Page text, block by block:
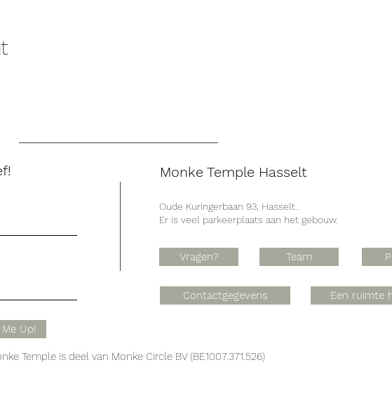
Up!
Monke Temple Hasselt
Oude Kuringerbaan 93, Hasselt..
Er is veel parkeerplaats aan het gebouw.
Vragen? Team
Contactgegevens
Temple is deel van Monke Circle BV (BE1007.371.526)
Een ruimte